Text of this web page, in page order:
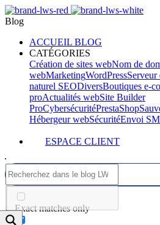
Blog
ACCUEIL BLOG
CATÉGORIES
Création de sites webNom de
webMarketingWordPressServeur
naturel SEODiversBoutiques e-
proActualités webSite Builder
ProCybersécuritéPrestaShop
Hébergeur webSécuritéEnvoi
ESPACE CLIENT
Exact matches only